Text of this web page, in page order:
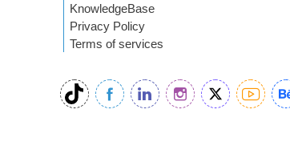
KnowledgeBase
Privacy Policy
Terms of services